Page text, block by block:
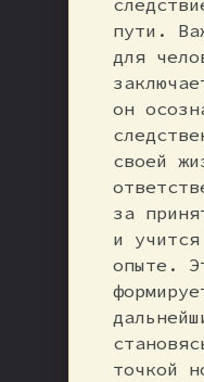
пути.
для
он
своей
за
и
опыте.
точкой